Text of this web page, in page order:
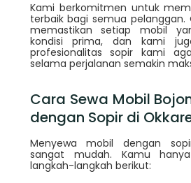
Kami berkomitmen untuk
terbaik bagi semua pelanggan.
memastikan setiap mobil
kondisi prima, dan kami
profesionalitas sopir kami
selama perjalanan semakin
Cara Sewa Mobil
dengan Sopir di
Menyewa mobil dengan
sangat mudah. Kamu
langkah-langkah berikut: